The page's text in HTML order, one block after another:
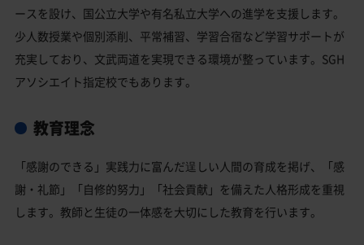
ースを設け、国公立大学や有名私立大学への進学を支援します。
少人数授業や個別添削、平常補習、学習合宿など学習サポートが
充実しており、文武両道を実現できる環境が整っています。SGH
アソシエイト指定校でもあります。
教育理念
「感謝のできる」実践力に富んだ逞しい人間の育成を掲げ、「感
謝・礼節」「自修的努力」「社会貢献」を備えた人格形成を重視
します。教師と生徒の一体感を大切にした教育を行います。